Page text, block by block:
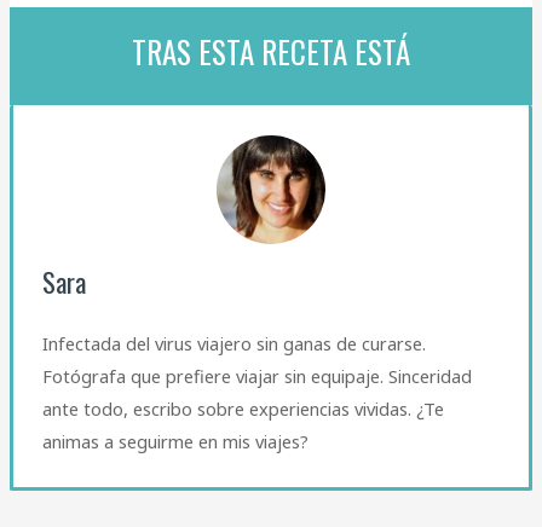
TRAS ESTA RECETA ESTÁ
Sara
Infectada del virus viajero sin ganas de curarse.
Fotógrafa que prefiere viajar sin equipaje. Sinceridad
ante todo, escribo sobre experiencias vividas. ¿Te
animas a seguirme en mis viajes?